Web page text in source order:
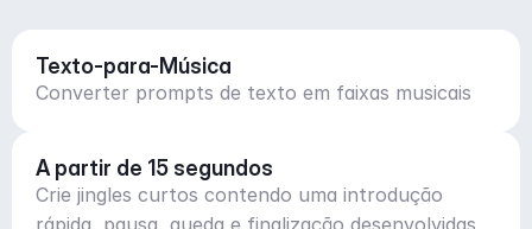
Texto-para-Música
Converter prompts de texto em faixas musicais
A partir de 15 segundos
Crie jingles curtos contendo uma introdução
rápida, pausa, queda e finalização desenvolvidas